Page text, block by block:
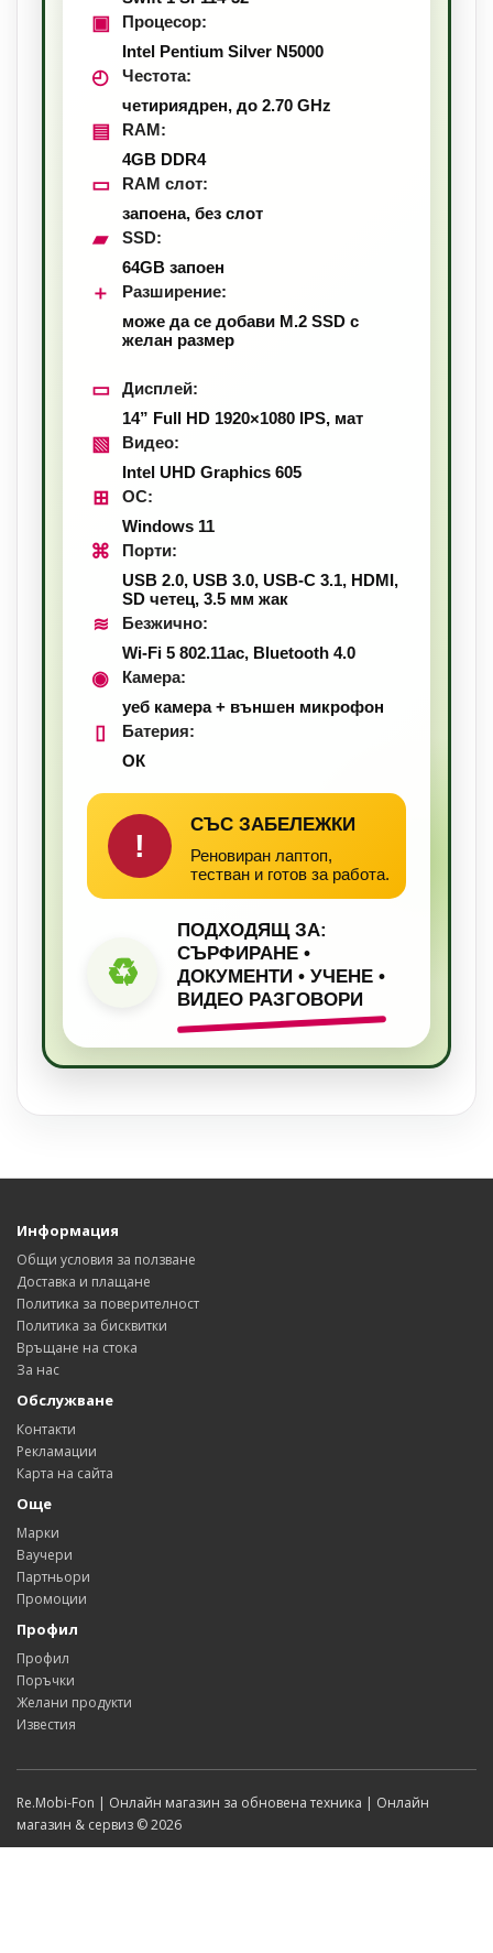
▣
Процесор:
Intel Pentium Silver N5000
◴
Честота:
четириядрен, до 2.70 GHz
▤
RAM:
4GB DDR4
▭
RAM слот:
запоена, без слот
▰
SSD:
64GB запоен
＋
Разширение:
може да се добави M.2 SSD с
желан размер
▭
Дисплей:
14” Full HD 1920×1080 IPS, мат
▧
Видео:
Intel UHD Graphics 605
⊞
ОС:
Windows 11
⌘
Порти:
USB 2.0, USB 3.0, USB-C 3.1, HDMI,
SD четец, 3.5 мм жак
≋
Безжично:
Wi-Fi 5 802.11ac, Bluetooth 4.0
◉
Камера:
уеб камера + външен микрофон
▯
Батерия:
ОК
!
СЪС ЗАБЕЛЕЖКИ
Реновиран лаптоп,
тестван и готов за работа.
♻
ПОДХОДЯЩ ЗА:
СЪРФИРАНЕ •
ДОКУМЕНТИ • УЧЕНЕ •
ВИДЕО РАЗГОВОРИ
Информация
Общи условия за ползване
Доставка и плащане
Политика за поверителност
Политика за бисквитки
Връщане на стока
За нас
Обслужване
Контакти
Рекламации
Карта на сайта
Още
Марки
Ваучери
Партньори
Промоции
Профил
Профил
Поръчки
Желани продукти
Известия
Re.Mobi-Fon | Онлайн магазин за обновена техника | Онлайн
магазин & сервиз © 2026